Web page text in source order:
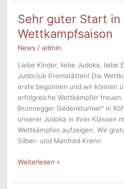
Sehr guter Start in
Wettkampfsaison
News /admin
Liebe Kinder, liebe Judoka, liebe
Judoclub Premstätten! Die
erste begonnen und wir können
erfolgreiche Wettkämpfer freuen.
Brunnegger Gedenkturnier“ in
unserer Judoka in ihrer Klassen
Wettkämpfen aufzeigen. Wir
Silber- und Manfred Krenn
Sehr
Start
Weiterlesen »